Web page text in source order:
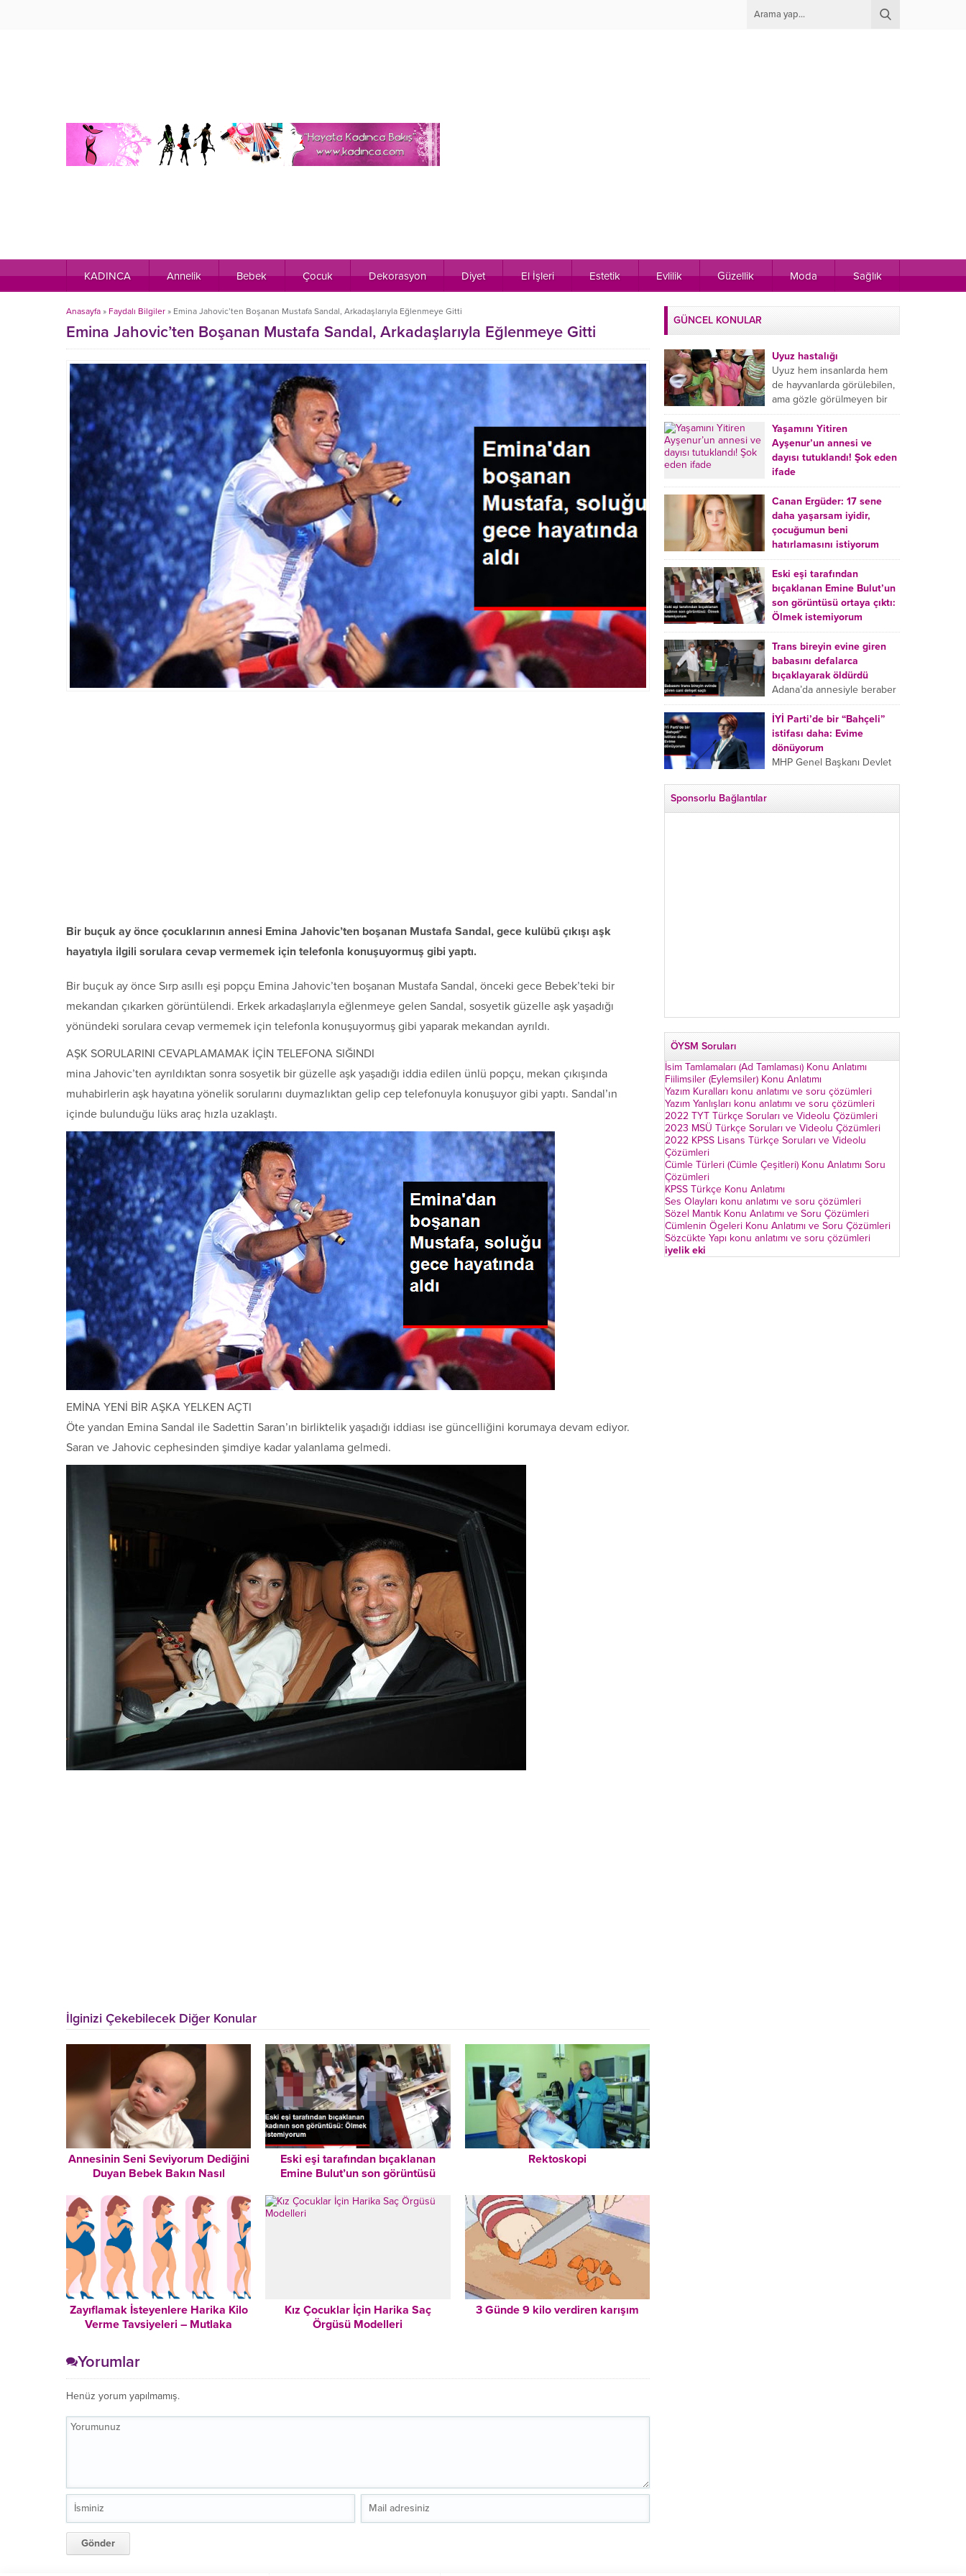
KADINCA Annelik Bebek Çocuk Dekorasyon Diyet El İşleri Estetik Evlilik Güzellik Moda Sağlık
Anasayfa » Faydalı Bilgiler » Emina Jahovic’ten Boşanan Mustafa Sandal, Arkadaşlarıyla Eğlenmeye Gitti
Emina Jahovic’ten Boşanan Mustafa Sandal, Arkadaşlarıyla Eğlenmeye Gitti
Bir buçuk ay önce çocuklarının annesi Emina Jahovic’ten boşanan Mustafa Sandal, gece kulübü çıkışı aşk
hayatıyla ilgili sorulara cevap vermemek için telefonla konuşuyormuş gibi yaptı.
Bir buçuk ay önce Sırp asıllı eşi popçu Emina Jahovic’ten boşanan Mustafa Sandal, önceki gece Bebek’teki bir
mekandan çıkarken görüntülendi. Erkek arkadaşlarıyla eğlenmeye gelen Sandal, sosyetik güzelle aşk yaşadığı
yönündeki sorulara cevap vermemek için telefonla konuşuyormuş gibi yaparak mekandan ayrıldı.
AŞK SORULARINI CEVAPLAMAMAK İÇİN TELEFONA SIĞINDI
mina Jahovic’ten ayrıldıktan sonra sosyetik bir güzelle aşk yaşadığı iddia edilen ünlü popçu, mekan çıkışında
muhabirlerin aşk hayatına yönelik sorularını duymazlıktan gelip cep telefonuyla konuşuyor gibi yaptı. Sandal’ın
içinde bulunduğu lüks araç hızla uzaklaştı.
EMİNA YENİ BİR AŞKA YELKEN AÇTI
Öte yandan Emina Sandal ile Sadettin Saran’ın birliktelik yaşadığı iddiası ise güncelliğini korumaya devam ediyor.
Saran ve Jahovic cephesinden şimdiye kadar yalanlama gelmedi.
İlginizi Çekebilecek Diğer Konular
Annesinin Seni Seviyorum Dediğini
Duyan Bebek Bakın Nasıl
Eski eşi tarafından bıçaklanan
Emine Bulut’un son görüntüsü
Rektoskopi
Zayıflamak İsteyenlere Harika Kilo
Verme Tavsiyeleri – Mutlaka
Kız Çocuklar İçin Harika Saç
Örgüsü Modelleri
3 Günde 9 kilo verdiren karışım
Yorumlar
Henüz yorum yapılmamış.
GÜNCEL KONULAR
Uyuz hastalığı
Uyuz hem insanlarda hem
de hayvanlarda görülebilen,
ama gözle görülmeyen bir
tür mikroplu böcek
hastalığıdır. Uyuz hastalığı
(Urticaria), deride veya...
Yaşamını Yitiren
Ayşenur’un annesi ve
dayısı tutuklandı! Şok eden
ifade
Burdur’da yatağında ölü
bulunan Ayşenur Kazık’ın (2)
annesi Kader Karadeniz (23)
ile dayısı Hızır Tunç
Çetinkaya (19) tutuklandı.
Çetinkaya, ifadesinde...
Canan Ergüder: 17 sene
daha yaşarsam iyidir,
çocuğumun beni
hatırlamasını istiyorum
Kanser tedavisi gören ünlü
oyuncu Canan Ergüder,
hastalık sürecini anlattı:
Meme kanserine yakalanan
ünlü oyuncu Canan Ergüder
aklıma ilk ölümün...
Eski eşi tarafından
bıçaklanan Emine Bulut’un
son görüntüsü ortaya çıktı:
Ölmek istemiyorum
Kırıkkale’de eski eşi
tarafından boğazından
bıçaklanan Emine Bulut’un
“Ben ölmek istemiyorum”
demesi ve yanında bulunan
10 yaşındaki kızının “Anne
lütfen...
Trans bireyin evine giren
babasını defalarca
bıçaklayarak öldürdü
Adana’da annesiyle beraber
takip ettiği babasının trans
bireyin evine girdiği gören
cani, babasını vücudunun
çeşitli yerlerinden
bıçaklayarak öldürdü.
İYİ Parti’de bir “Bahçeli”
istifası daha: Evime
dönüyorum
MHP Genel Başkanı Devlet
Sponsorlu Bağlantılar
ÖYSM Soruları
İsim Tamlamaları (Ad Tamlaması) Konu Anlatımı
Fiilimsiler (Eylemsiler) Konu Anlatımı
Yazım Kuralları konu anlatımı ve soru çözümleri
Yazım Yanlışları konu anlatımı ve soru çözümleri
2022 TYT Türkçe Soruları ve Videolu Çözümleri
2023 MSÜ Türkçe Soruları ve Videolu Çözümleri
2022 KPSS Lisans Türkçe Soruları ve Videolu
Çözümleri
Cümle Türleri (Cümle Çeşitleri) Konu Anlatımı Soru
Çözümleri
KPSS Türkçe Konu Anlatımı
Ses Olayları konu anlatımı ve soru çözümleri
Sözel Mantık Konu Anlatımı ve Soru Çözümleri
Cümlenin Ögeleri Konu Anlatımı ve Soru Çözümleri
Sözcükte Yapı konu anlatımı ve soru çözümleri
iyelik eki